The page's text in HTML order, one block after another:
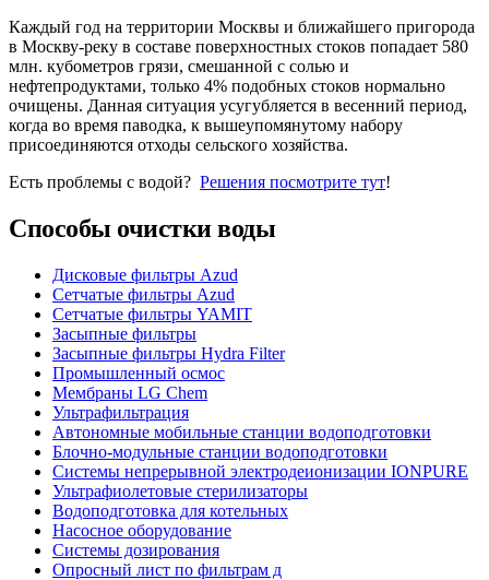
Каждый год на территории Москвы и ближайшего пригорода
в Москву-реку в составе поверхностных стоков попадает 580
млн. кубометров грязи, смешанной с солью и
нефтепродуктами, только 4% подобных стоков нормально
очищены. Данная ситуация усугубляется в весенний период,
когда во время паводка, к вышеупомянутому набору
присоединяются отходы сельского хозяйства.
Есть проблемы с водой? Решения посмотрите тут!
Способы очистки воды
Дисковые фильтры Azud
Сетчатые фильтры Azud
Сетчатые фильтры YAMIT
Засыпные фильтры
Засыпные фильтры Hydra Filter
Промышленный осмос
Мембраны LG Chem
Ультрафильтрация
Автономные мобильные станции водоподготовки
Блочно-модульные станции водоподготовки
Системы непрерывной электродеионизации IONPURE
Ультрафиолетовые стерилизаторы
Водоподготовка для котельных
Насосное оборудование
Системы дозирования
Опросный лист по фильтрам д